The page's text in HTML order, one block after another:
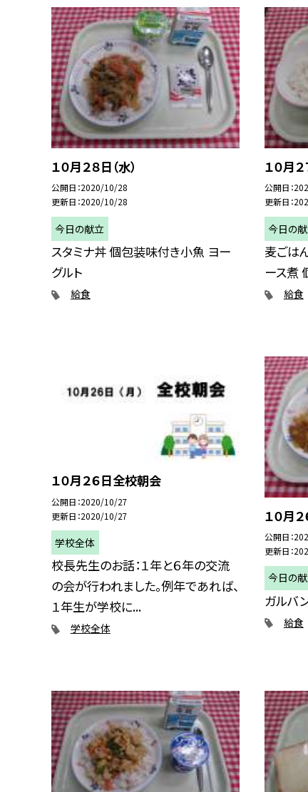
１０月２８日（水）
公開日 2020/10/28
更新日 2020/10/28
今日の献立
スタミナ丼 個包装味付き小魚 ヨー
グルト
給食
１０月２
公開日
更新日
今日の
麦ごは
ース煮
給食
１０月２６日全校朝会
公開日 2020/10/27
更新日 2020/10/27
学校全体
校長先生のお話：１年と６年の交流
の会が行われました。例年であれば、
１年生が学校に...
学校全体
１０月２
公開日
更新日
今日の
ガルバ
給食